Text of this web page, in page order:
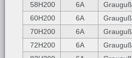
58H200
6A Grauguß
60H200
6A Grauguß
70H200
6A Grauguß
72H200
6A Grauguß